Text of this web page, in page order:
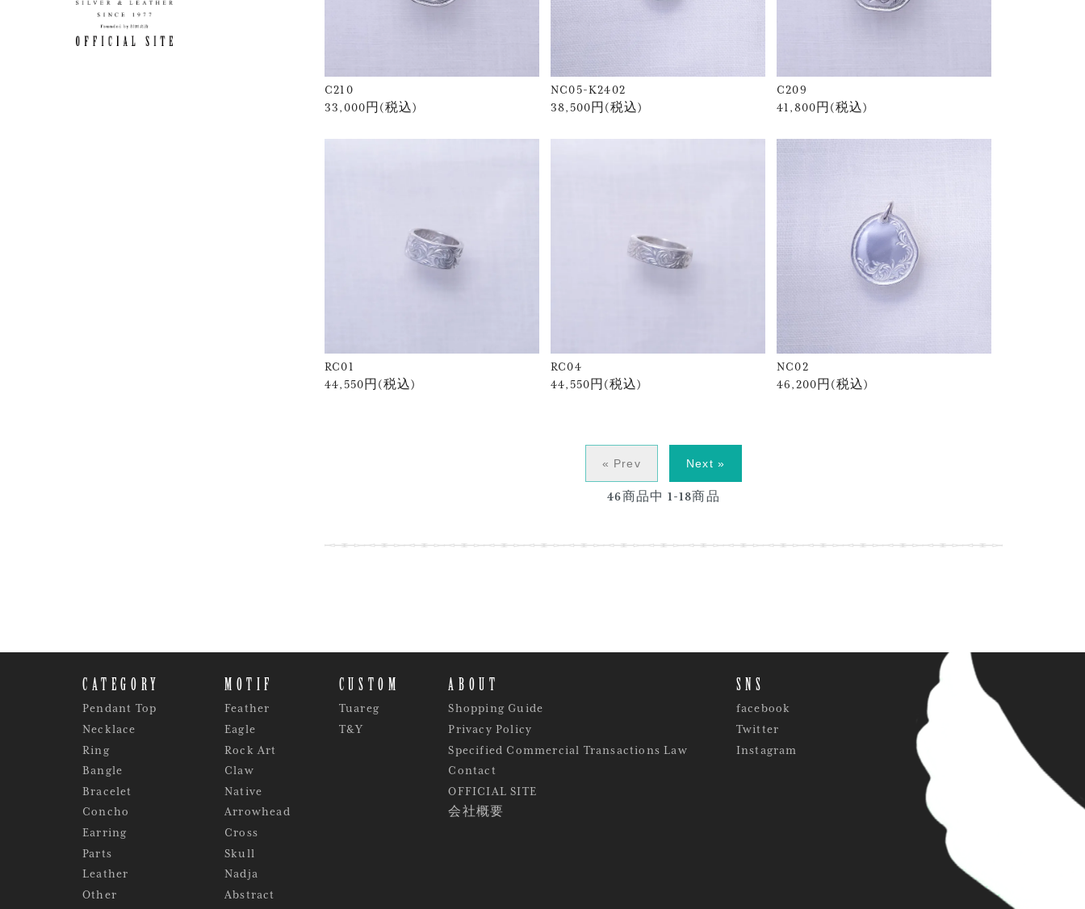
C210
33,000円(税込)
NC05-K2402
38,500円(税込)
C209
41,800円(税込)
RC01
44,550円(税込)
RC04
44,550円(税込)
NC02
46,200円(税込)
« Prev Next »
46商品中 1-18商品
CATEGORY
Pendant Top
Necklace
Ring
Bangle
Bracelet
Concho
Earring
Parts
Leather
Other
MOTIF
Feather
Eagle
Rock Art
Claw
Native
Arrowhead
Cross
Skull
Nadja
Abstract
CUSTOM
Tuareg
T&Y
ABOUT
Shopping Guide
Privacy Policy
Specified Commercial Transactions Law
Contact
OFFICIAL SITE
会社概要
SNS
facebook
Twitter
Instagram